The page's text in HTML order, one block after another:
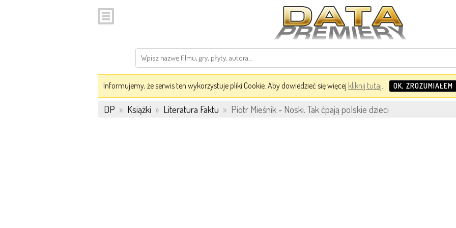
Informujemy, że serwis ten wykorzystuje pliki Cookie. Aby dowiedzieć się więcej kliknij tutaj. OK, ZROZUMIAŁEM
DP » Książki » Literatura Faktu » Piotr Mieśnik - Noski. Tak ćpają polskie dzieci